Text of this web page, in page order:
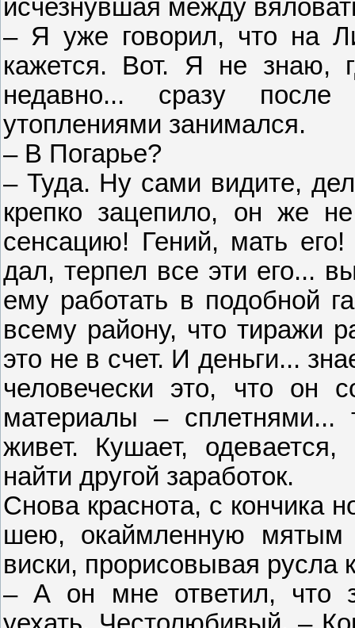
исчезнувшая между
– Я уже говорил, что на
кажется. Вот. Я не знаю,
недавно... сразу
утоплениями занимался.
– В Погарье?
– Туда. Ну сами видите,
крепко зацепило, он же
сенсацию! Гений, мать
дал, терпел все эти его...
ему работать в подобной
всему району, что тиражи
это не в счет. И деньги...
человечески это, что он
материалы – сплетнями...
живет. Кушает,
найти другой заработок.
Снова краснота, с кончика
шею, окаймленную мятым
виски, прорисовывая русла
– А он мне ответил, что